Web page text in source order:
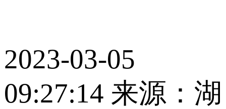
2023-03-05
09:27:14 来源：湖